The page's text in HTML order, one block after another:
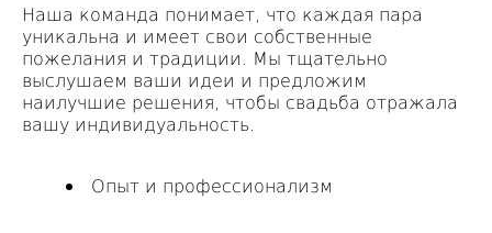
Наша команда понимает, что каждая пара
уникальна и имеет свои собственные
пожелания и традиции. Мы тщательно
выслушаем ваши идеи и предложим
наилучшие решения, чтобы свадьба отражала
вашу индивидуальность.
Опыт и профессионализм